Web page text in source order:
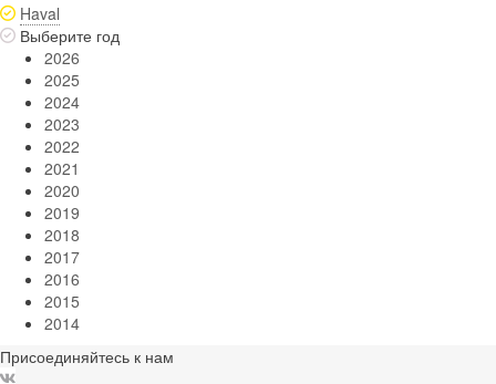
Haval
Выберите год
2026
2025
2024
2023
2022
2021
2020
2019
2018
2017
2016
2015
2014
Присоединяйтесь к нам